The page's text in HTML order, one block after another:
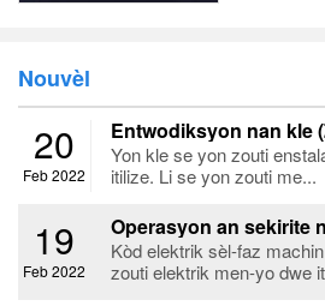
Nouvèl
20
Feb 2022
Entwodiksyon nan kle
retire)
Yon kle se yon zouti
itilize. Li se yon zouti me...
19
Feb 2022
Operasyon an sekirite
Kòd elektrik sèl-faz
zouti elektrik men-yo dwe